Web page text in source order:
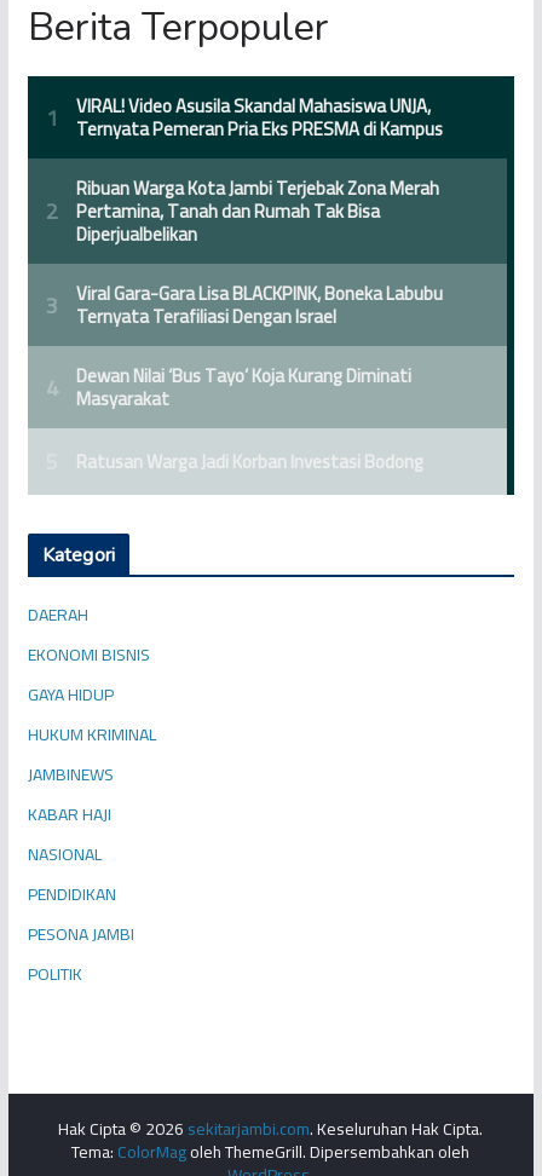
Berita Terpopuler
Kategori
DAERAH
EKONOMI BISNIS
GAYA HIDUP
HUKUM KRIMINAL
JAMBINEWS
KABAR HAJI
NASIONAL
PENDIDIKAN
PESONA JAMBI
POLITIK
Hak Cipta © 2026sekitarjambi.com. Keseluruhan Hak Cipta.
Tema:ColorMagoleh ThemeGrill. Dipersembahkan oleh